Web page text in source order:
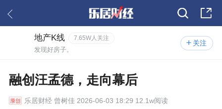
关注
地产K线 7.65W人关注
发现好房子。
融创汪孟德，走向幕后
乐居财经曾树佳 2026-06-03 18:29 12.1w阅读